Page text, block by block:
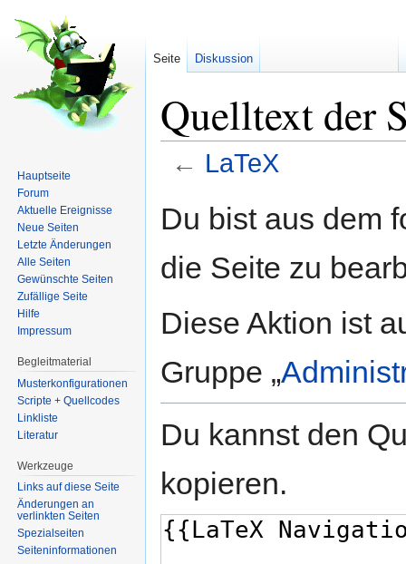
Quelltext der
← LaTeX
Du bist aus dem
die Seite zu
Diese Aktion ist
Gruppe „
Du kannst den
kopieren.
Seite Diskussion
Hauptseite
Forum
Aktuelle Ereignisse
Neue Seiten
Letzte Änderungen
Alle Seiten
Gewünschte Seiten
Zufällige Seite
Hilfe
Impressum
Begleitmaterial
Musterkonfigurationen
Scripte + Quellcodes
Linkliste
Literatur
Werkzeuge
Links auf diese Seite
Änderungen an
verlinkten Seiten
Spezialseiten
Seiten­informationen